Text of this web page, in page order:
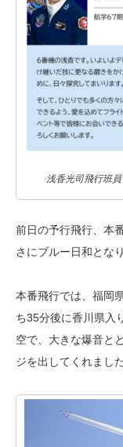
浅香光司飛行班
前日の予行飛行、本
さにブルー日和とな
本番飛行では、福岡
ち35分後に香川県入
空で、大きな爆音と
ジを出してくれました